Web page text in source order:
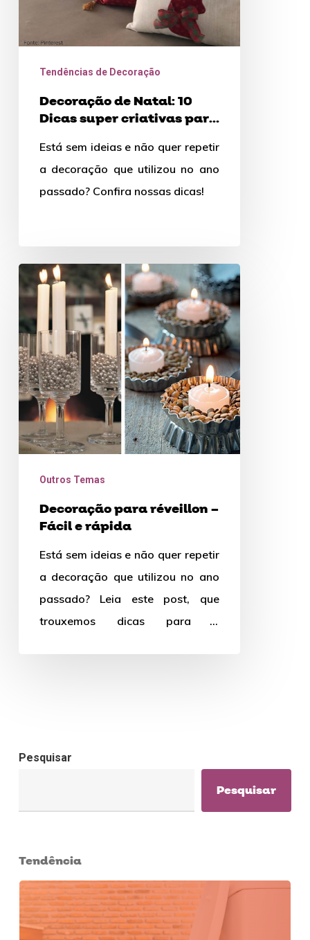
a
Tendências de Decoração
Decoração de Natal: 10
Dicas super criativas para
Está sem ideias e não quer repetir
a decoração que utilizou no ano
passado? Confira nossas dicas!
Decoração
para
réveillon
Fácil
e
rápida
Outros Temas
Decoração para réveillon –
Fácil e rápida
Está sem ideias e não quer repetir
a decoração que utilizou no ano
passado? Leia este post, que
trouxemos dicas para a
Pesquisar
Pesquisar
Tendência